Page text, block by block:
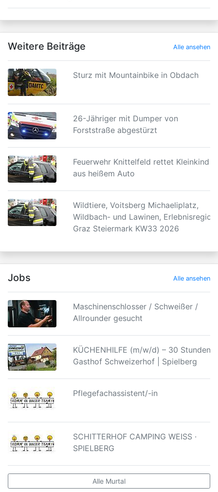
Weitere Beiträge Alle ansehen
Sturz mit Mountainbike in Obdach
26-Jähriger mit Dumper von
Forststraße abgestürzt
Feuerwehr Knittelfeld rettet Kleinkind
aus heißem Auto
Wildtiere, Voitsberg Michaeliplatz,
Wildbach- und Lawinen, Erlebnisregion
Graz Steiermark KW33 2026
Jobs Alle ansehen
Maschinenschlosser / Schweißer /
Allrounder gesucht
KÜCHENHILFE (m/w/d) – 30 Stunden |
Gasthof Schweizerhof | Spielberg
Pflegefachassistent/-in
SCHITTERHOF CAMPING WEISS ·
SPIELBERG
Alle Murtal